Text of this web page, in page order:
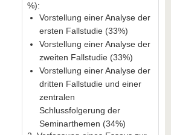
%):
Vorstellung einer Analyse der
ersten Fallstudie (33%)
Vorstellung einer Analyse der
zweiten Fallstudie (33%)
Vorstellung einer Analyse der
dritten Fallstudie und einer
zentralen
Schlussfolgerung der
Seminarthemen (34%)